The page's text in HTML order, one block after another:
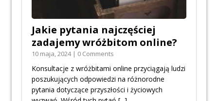
Jakie pytania najczęściej
zadajemy wróżbitom online?
10 maja, 2024 | 0 Comments
Konsultacje z wróżbitami online przyciągają ludzi
poszukujących odpowiedzi na różnorodne
pytania dotyczące przyszłości i życiowych